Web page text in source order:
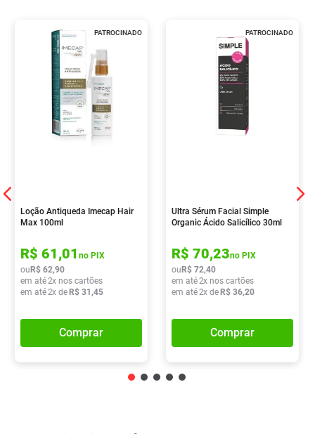
PATROCINADO
Loção Antiqueda Imecap Hair
Max 100ml
R$ 61,01 no PIX
ou R$ 62,90
em até2x nos cartões
em até2x de R$ 31 ,45
Comprar
PATROCINADO
Ultra Sérum Facial Simple
Organic Ácido Salicílico 30ml
R$ 70,23no PIX
ou R$ 72,40
em até2x nos cartões
em até2x de R$ 36,20
Comprar